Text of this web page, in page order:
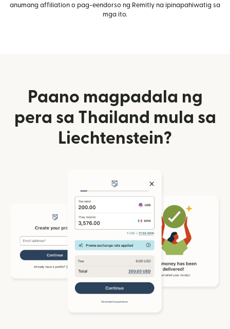
anumang affiliation o pag-eendorso ng Remitly na ipinapahiwatig sa
mga ito.
Paano magpadala ng
pera sa Thailand mula sa
Liechtenstein?